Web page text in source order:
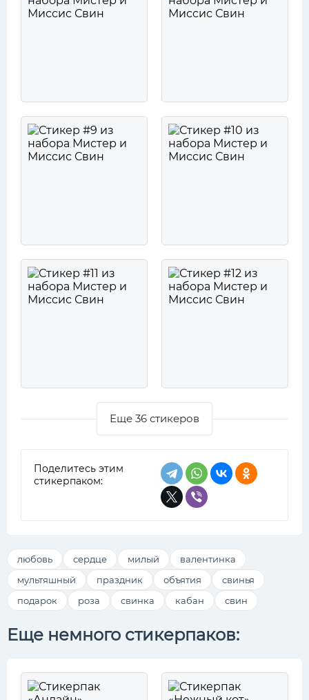
Еще 36 стикеров
Поделитесь этим
стикерпаком:
любовь сердце милый
валентинка
мультяшный
праздник объятия
свинья
подарок
роза свинка кабан свин
Еще немного стикерпаков: